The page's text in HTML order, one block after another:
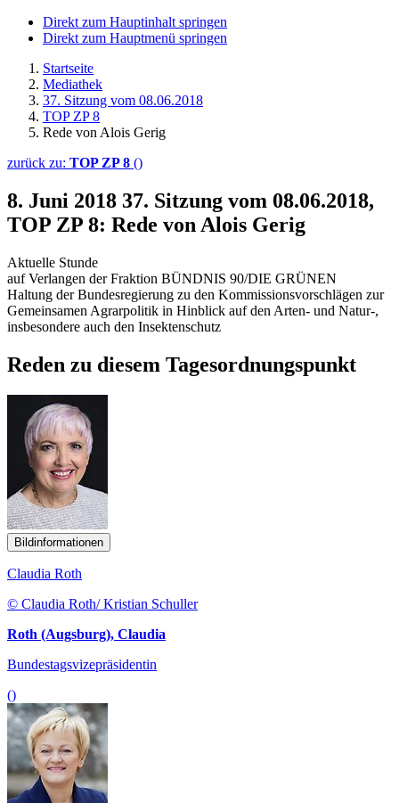
Direkt zum Hauptinhalt springen
Direkt zum Hauptmenü springen
Startseite
Mediathek
37. Sitzung vom 08.06.2018
TOP ZP 8
Rede von Alois Gerig
zurück zu: TOP ZP 8 ()
8. Juni 2018 37. Sitzung vom 08.06.2018,
TOP ZP 8: Rede von Alois Gerig
Aktuelle Stunde
auf Verlangen der Fraktion BÜNDNIS 90/DIE GRÜNEN
Haltung der Bundesregierung zu den Kommissionsvorschlägen zur
Gemeinsamen Agrarpolitik in Hinblick auf den Arten- und Natur-,
insbesondere auch den Insektenschutz
Reden zu diesem Tagesordnungspunkt
Bildinformationen
Claudia Roth
© Claudia Roth/ Kristian Schuller
Roth (Augsburg), Claudia
Bundestagsvizepräsidentin
()